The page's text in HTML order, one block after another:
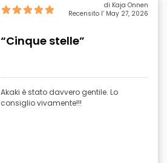
di Kaja Onnen
Recensito l’ May 27, 2026
“Cinque stelle”
Akaki è stato davvero gentile. Lo
consiglio vivamente!!!